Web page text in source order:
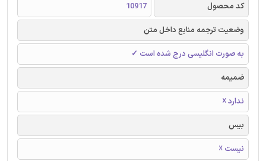
کد محصول
10917
وضعیت ترجمه منابع داخل متن
به صورت انگلیسی درج شده است ✓
ضمیمه
ندارد ☓
بیس
نیست ☓